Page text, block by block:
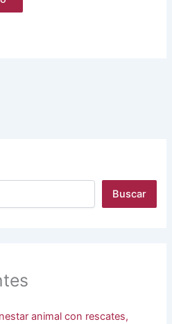
Buscar
animal con rescates,